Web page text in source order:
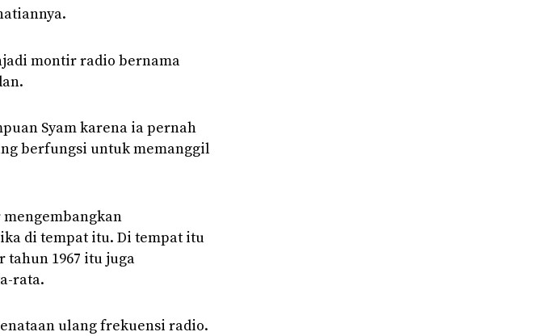
montir radio bernama
Syam karena ia pernah
berfungsi untuk memanggil
di tempat itu. Di tempat itu
tahun 1967 itu juga
rata.
ulang frekuensi radio.